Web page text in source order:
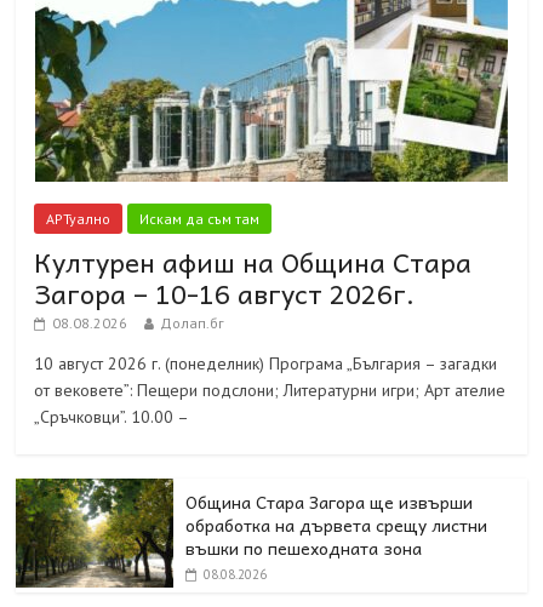
АРТуално Искам да съм там
Културен афиш на Община Стара
Загора – 10-16 август 2026г.
08.08.2026 Долап.бг
10 август 2026 г. (понеделник) Програма „България – загадки
от вековете”: Пещери подслони; Литературни игри; Арт ателие
„Сръчковци”. 10.00 –
Община Стара Загора ще извърши
обработка на дървета срещу листни
въшки по пешеходната зона
08.08.2026